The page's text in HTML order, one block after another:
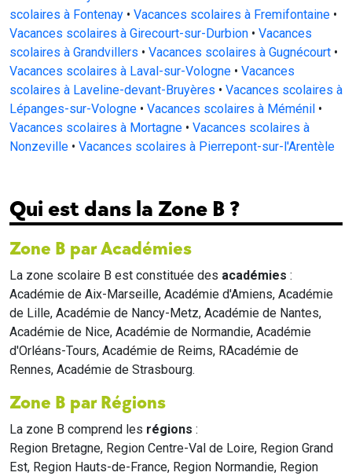
scolaires à Fontenay • Vacances scolaires à Fremifontaine •
Vacances scolaires à Girecourt-sur-Durbion • Vacances
scolaires à Grandvillers • Vacances scolaires à Gugnécourt •
Vacances scolaires à Laval-sur-Vologne • Vacances
scolaires à Laveline-devant-Bruyères • Vacances scolaires à
Lépanges-sur-Vologne • Vacances scolaires à Méménil •
Vacances scolaires à Mortagne • Vacances scolaires à
Nonzeville • Vacances scolaires à Pierrepont-sur-l'Arentèle
Qui est dans la Zone B ?
Zone B par Académies
La zone scolaire B est constituée des académies :
Académie de Aix-Marseille, Académie d'Amiens, Académie
de Lille, Académie de Nancy-Metz, Académie de Nantes,
Académie de Nice, Académie de Normandie, Académie
d'Orléans-Tours, Académie de Reims, RAcadémie de
Rennes, Académie de Strasbourg.
Zone B par Régions
La zone B comprend les régions :
Region Bretagne, Region Centre-Val de Loire, Region Grand
Est, Region Hauts-de-France, Region Normandie, Region